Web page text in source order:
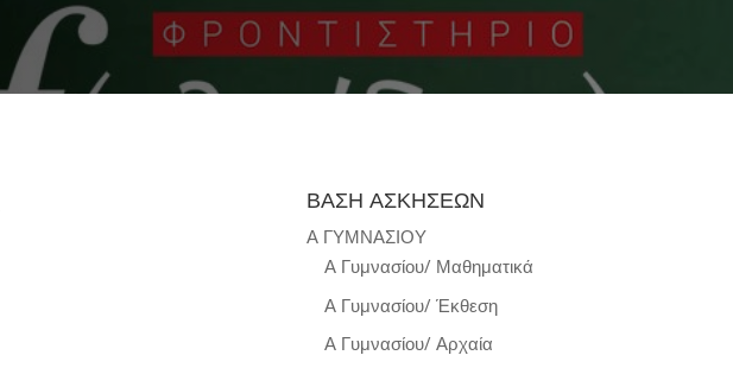
ΒΑΣΗ ΑΣΚΗΣΕΩΝ
Α ΓΥΜΝΑΣΙΟΥ
Α Γυμνασίου/ Μαθηματικά
Α Γυμνασίου/ Έκθεση
Α Γυμνασίου/ Αρχαία